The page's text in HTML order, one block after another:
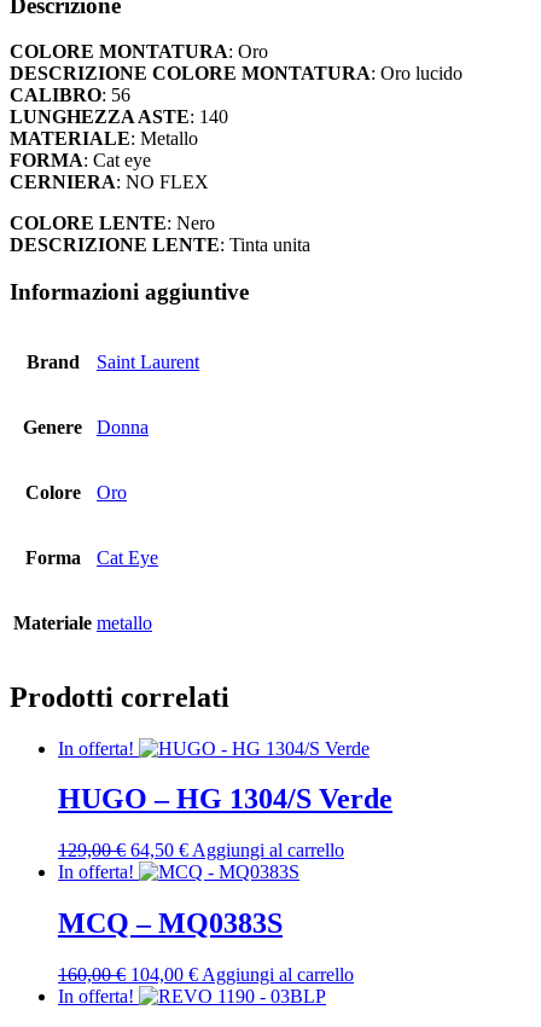
830
2
quantità
COLORE MONTATURA: Oro
DESCRIZIONE COLORE MONTATURA: Oro lucido
CALIBRO: 56
LUNGHEZZA ASTE: 140
MATERIALE: Metallo
FORMA: Cat eye
CERNIERA: NO FLEX
COLORE LENTE: Nero
DESCRIZIONE LENTE: Tinta unita
Informazioni aggiuntive
Brand Saint Laurent
Genere Donna
Colore Oro
Forma Cat Eye
Materiale metallo
Prodotti correlati
In offerta!
HUGO – HG 1304/S Verde
129,00€ Il
prezzo
129,00 €.
64,50 €Il
prezzo
è:
64,50 €.
Aggiungi al carrello
In offerta!
MCQ – MQ0383S
160,00€ Il
prezzo
104,00 €Il
prezzo
Aggiungi al carrello
In offerta!